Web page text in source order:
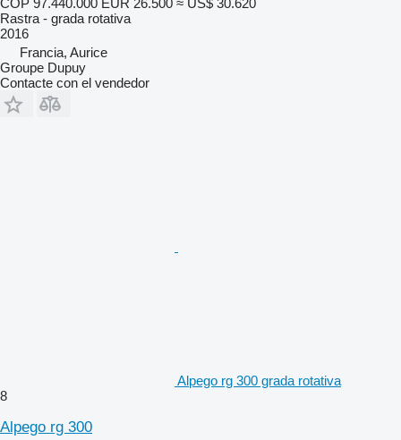
COP 97.440.000 EUR 26.500 ≈ US$ 30.620
Rastra - grada rotativa
2016
Francia, Aurice
Groupe Dupuy
Contacte con el vendedor
Alpego rg 300 grada rotativa
8
Alpego rg 300